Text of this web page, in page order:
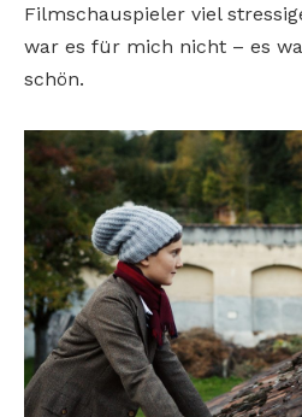
Filmschauspieler viel
war es für mich nicht – es
schön.